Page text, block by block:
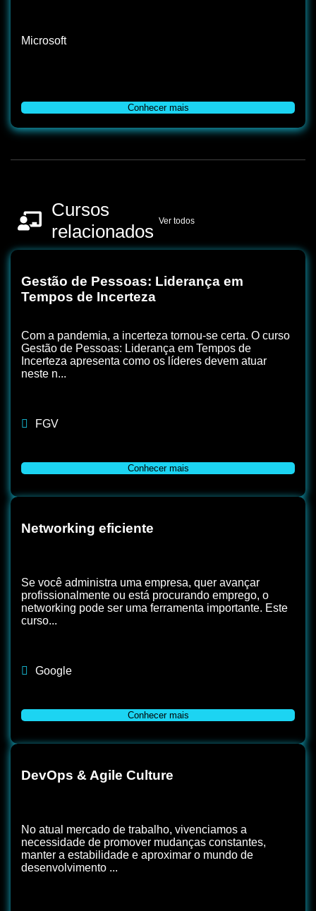
Microsoft
Conhecer mais
Cursos
relacionados Ver todos
Gestão de Pessoas: Liderança em
Tempos de Incerteza
Com a pandemia, a incerteza tornou-se certa. O curso
Gestão de Pessoas: Liderança em Tempos de
Incerteza apresenta como os líderes devem atuar
neste n...
FGV
Conhecer mais
Networking eficiente
Se você administra uma empresa, quer avançar
profissionalmente ou está procurando emprego, o
networking pode ser uma ferramenta importante. Este
curso...
Google
Conhecer mais
DevOps & Agile Culture
No atual mercado de trabalho, vivenciamos a
necessidade de promover mudanças constantes,
manter a estabilidade e aproximar o mundo de
desenvolvimento ...